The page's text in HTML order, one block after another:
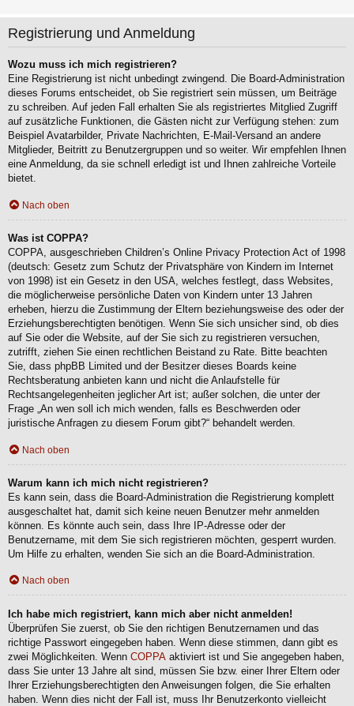
Registrierung und Anmeldung
Wozu muss ich mich registrieren?
Eine Registrierung ist nicht unbedingt zwingend. Die Board-Administration
dieses Forums entscheidet, ob Sie registriert sein müssen, um Beiträge
zu schreiben. Auf jeden Fall erhalten Sie als registriertes Mitglied Zugriff
auf zusätzliche Funktionen, die Gästen nicht zur Verfügung stehen: zum
Beispiel Avatarbilder, Private Nachrichten, E-Mail-Versand an andere
Mitglieder, Beitritt zu Benutzergruppen und so weiter. Wir empfehlen Ihnen
eine Anmeldung, da sie schnell erledigt ist und Ihnen zahlreiche Vorteile
bietet.
Nach oben
Was ist COPPA?
COPPA, ausgeschrieben Children’s Online Privacy Protection Act of 1998
(deutsch: Gesetz zum Schutz der Privatsphäre von Kindern im Internet
von 1998) ist ein Gesetz in den USA, welches festlegt, dass Websites,
die möglicherweise persönliche Daten von Kindern unter 13 Jahren
erheben, hierzu die Zustimmung der Eltern beziehungsweise des oder der
Erziehungsberechtigten benötigen. Wenn Sie sich unsicher sind, ob dies
auf Sie oder die Website, auf der Sie sich zu registrieren versuchen,
zutrifft, ziehen Sie einen rechtlichen Beistand zu Rate. Bitte beachten
Sie, dass phpBB Limited und der Besitzer dieses Boards keine
Rechtsberatung anbieten kann und nicht die Anlaufstelle für
Rechtsangelegenheiten jeglicher Art ist; außer solchen, die unter der
Frage „An wen soll ich mich wenden, falls es Beschwerden oder
juristische Anfragen zu diesem Forum gibt?“ behandelt werden.
Nach oben
Warum kann ich mich nicht registrieren?
Es kann sein, dass die Board-Administration die Registrierung komplett
ausgeschaltet hat, damit sich keine neuen Benutzer mehr anmelden
können. Es könnte auch sein, dass Ihre IP-Adresse oder der
Benutzername, mit dem Sie sich registrieren möchten, gesperrt wurden.
Um Hilfe zu erhalten, wenden Sie sich an die Board-Administration.
Nach oben
Ich habe mich registriert, kann mich aber nicht anmelden!
Überprüfen Sie zuerst, ob Sie den richtigen Benutzernamen und das
richtige Passwort eingegeben haben. Wenn diese stimmen, dann gibt es
zwei Möglichkeiten. Wenn COPPA aktiviert ist und Sie angegeben haben,
dass Sie unter 13 Jahre alt sind, müssen Sie bzw. einer Ihrer Eltern oder
Ihrer Erziehungsberechtigten den Anweisungen folgen, die Sie erhalten
haben. Wenn dies nicht der Fall ist, muss Ihr Benutzerkonto vielleicht